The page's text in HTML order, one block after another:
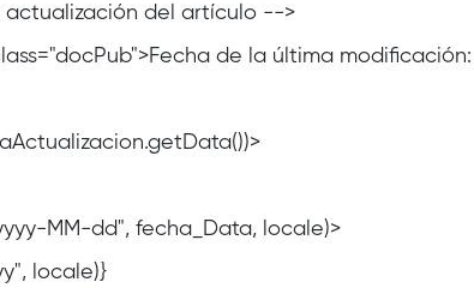
del artículo -->
de la última modificación:
MM-dd", fecha_Data, locale)>
locale)}